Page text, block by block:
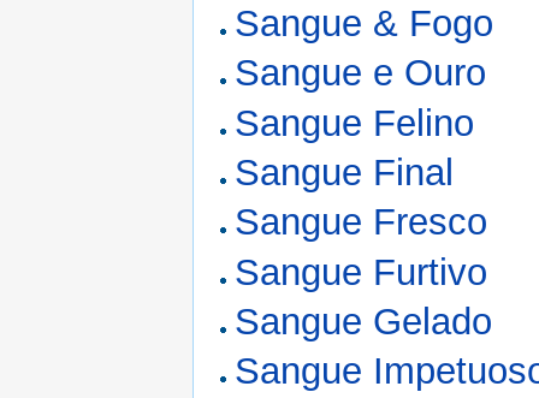
Sangue & Fogo
Sangue e Ouro
Sangue Felino
Sangue Final
Sangue Fresco
Sangue Furtivo
Sangue Gelado
Sangue